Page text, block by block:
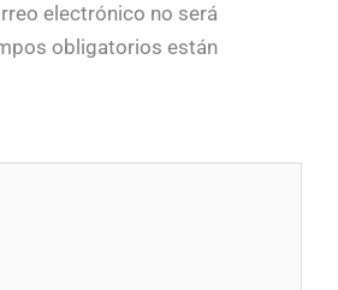
electrónico no será
obligatorios están